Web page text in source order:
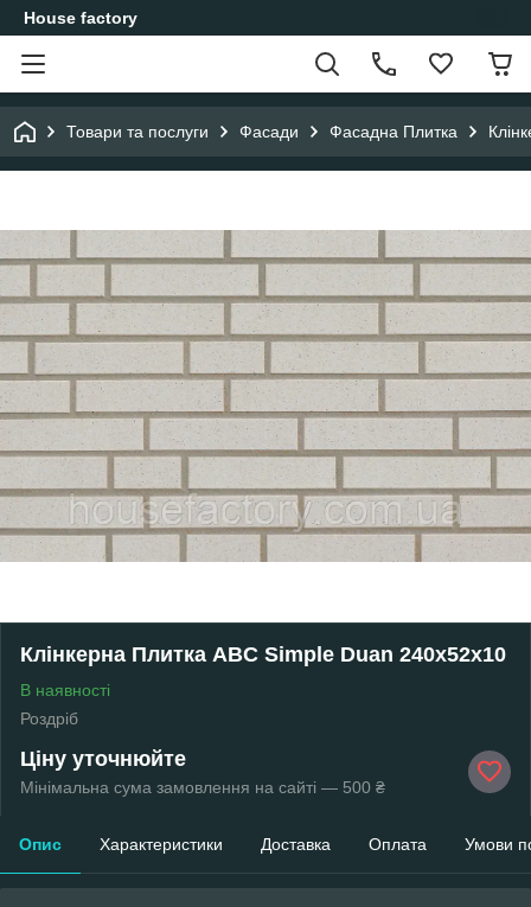
House factory
Товари та послуги Фасади Фасадна Плитка
Клінкерна Плитка ABC Simple Duan 240х52х10
В наявності
Роздріб
Ціну уточнюйте
Мінімальна сума замовлення на сайті — 500 ₴
Опис Характеристики Доставка Оплата Умови